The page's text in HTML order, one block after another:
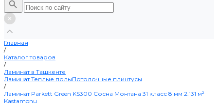
Главная
/
Каталог товаров
/
Ламинат в Ташкенте
ЛаминатТеплые полыПотолочные плинтусы
/
Ламинат Parkett Green KS300 Сосна Монтана 31 класс 8 мм 2.131 м²
Kastamonu